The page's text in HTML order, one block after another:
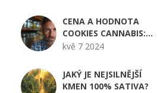
CENA A HODNOTA
COOKIES CANNABIS:
PRŮVODCE PRO
kvě 7 2024
JAKÝ JE NEJSILNĚJŠÍ
KMEN 100% SATIVA?